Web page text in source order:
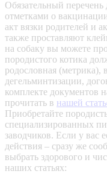
Обязательный
отметками о
акт вязки родителей и
также проставляют
на собаку вы можете
породистого котика
родословная (метрика),
дегельминтизации,
комплекте документов
прочитать в нашей
Приобретайте
специализированных
заводчиков. Если у вас
действия – сразу же
выбрать здорового и
наших статьях: